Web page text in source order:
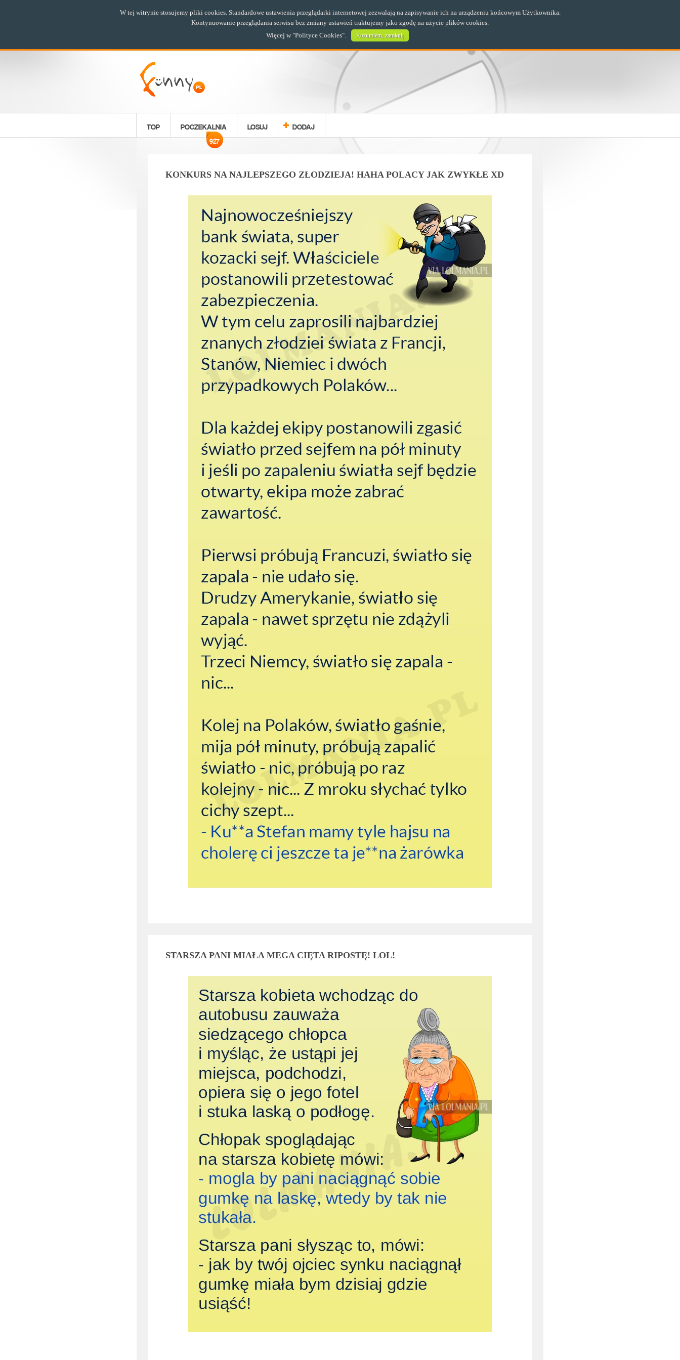
TOP POCZEKALNIA
927
LOSUJ DODAJ
KONKURS NA NAJLEPSZEGO ZŁODZIEJA! HAHA POLACY JAK ZWYKŁE XD
STARSZA PANI MIAŁA MEGA CIĘTA RIPOSTĘ! LOL!
W tej witrynie stosujemy pliki cookies. Standardowe ustawienia przeglądarki internetowej zezwalają na zapisywanie ich na urządzeniu końcowym Użytkownika.
Kontynuowanie przeglądania serwisu bez zmiany ustawień traktujemy jako zgodę na użycie plików cookies.
Więcej w "Polityce Cookies". Rozumiem, zamknij